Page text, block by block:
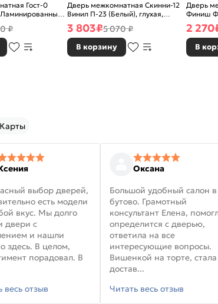
Гост-0
глухая,
₽
Дверь межкомнатная Скинни-12
Винил П-23 (Белый), глухая,
скиновая
3 803₽5 070 ₽
В корзину
Дверь
Финиш
Л-12
2 270
В
выбор дверей,
есть модели
вкус. Мы долго
двери с
и нашли
здесь. В целом,
порадовал. В
весь отзыв
Оксана
Большой удобный салон в
бутово. Грамотный
консультант Елена,
определится с дверью,
ответила на все
интересующие вопросы.
Вишенкой на торте, стала
достав...
Читать весь отзыв